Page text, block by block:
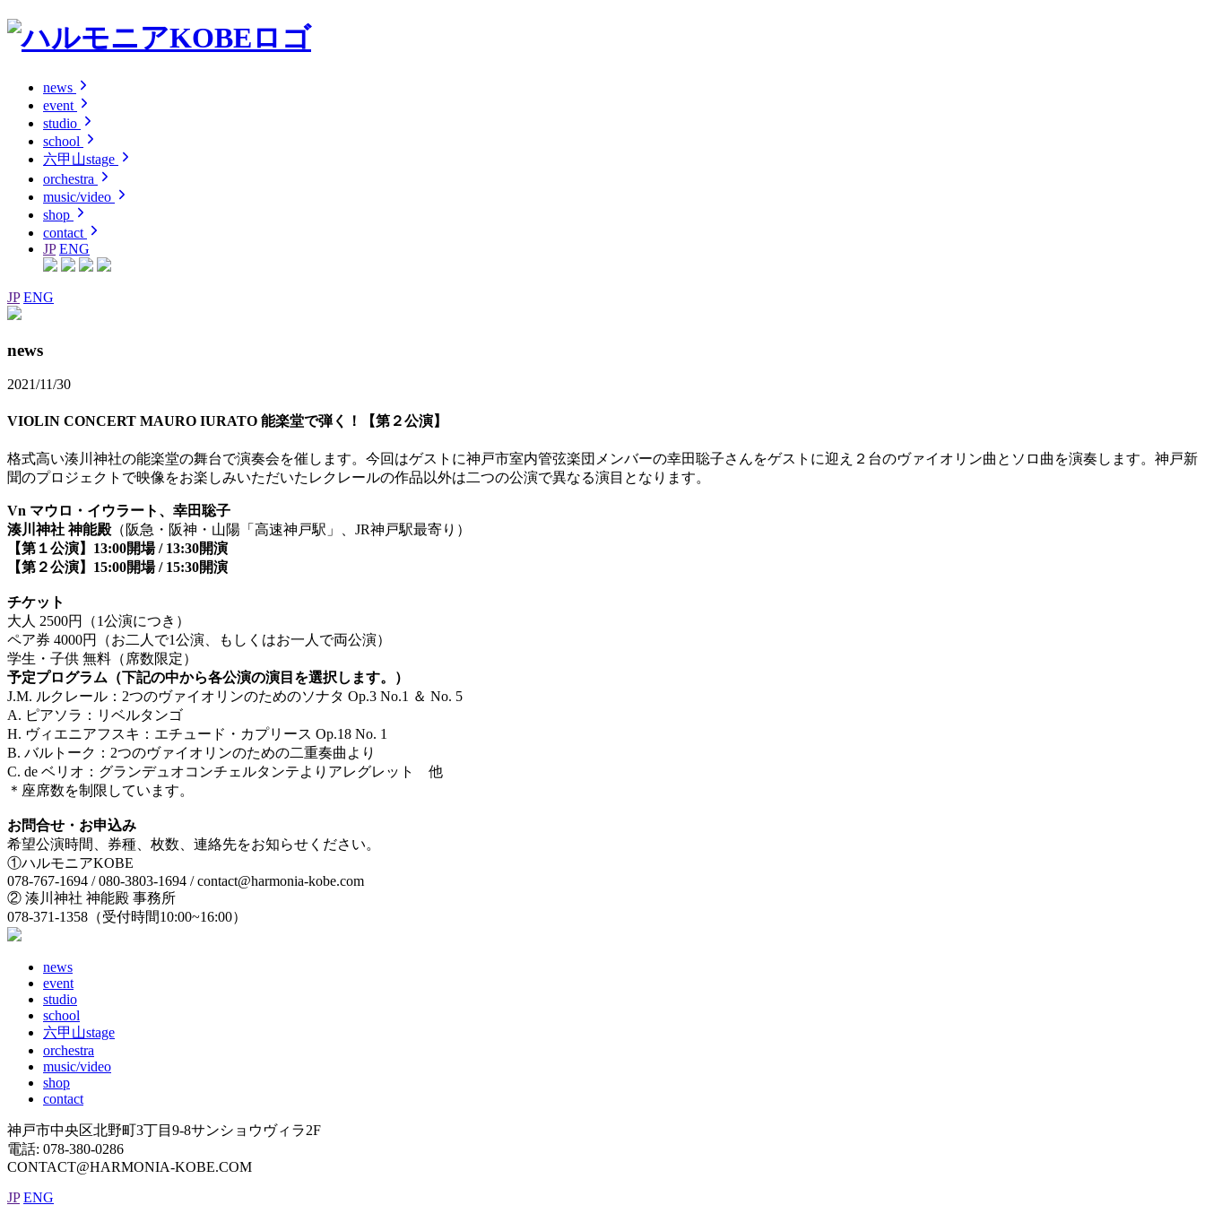
news
event
studio
school
六甲山stage
orchestra
music/video
shop
contact
JP ENG
JP ENG
news
2021/11/30
VIOLIN CONCERT MAURO IURATO 能楽堂で弾く！【第２公演】
格式高い湊川神社の能楽堂の舞台で演奏会を催します。今回はゲストに神戸市室内管弦楽団メンバーの幸田聡子さんをゲストに迎え２台のヴァイオリン曲とソロ曲を演奏します。神戸新
聞のプロジェクトで映像をお楽しみいただいたレクレールの作品以外は二つの公演で異なる演目となります。
Vn マウロ・イウラート、幸田聡子
湊川神社 神能殿（阪急・阪神・山陽「高速神戸駅」、JR神戸駅最寄り）
【第１公演】13:00開場 / 13:30開演
【第２公演】15:00開場 / 15:30開演
チケット
大人 2500円（1公演につき）
ペア券 4000円（お二人で1公演、もしくはお一人で両公演）
学生・子供 無料（席数限定）
予定プログラム（下記の中から各公演の演目を選択します。）
J.M. ルクレール：2つのヴァイオリンのためのソナタ Op.3 No.1 ＆ No. 5
A. ピアソラ：リベルタンゴ
H. ヴィエニアフスキ：エチュード・カプリース Op.18 No. 1
B. バルトーク：2つのヴァイオリンのための二重奏曲より
C. de ベリオ：グランデュオコンチェルタンテよりアレグレット 他
＊座席数を制限しています。
お問合せ・お申込み
希望公演時間、券種、枚数、連絡先をお知らせください。
①ハルモニアKOBE
078-767-1694 / 080-3803-1694 / contact@harmonia-kobe.com
② 湊川神社 神能殿 事務所
078-371-1358（受付時間10:00~16:00）
news
event
studio
school
六甲山stage
orchestra
music/video
shop
contact
神戸市中央区北野町3丁目9-8サンショウヴィラ2F
電話: 078-380-0286
CONTACT@HARMONIA-KOBE.COM
JP ENG